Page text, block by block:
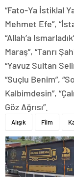
“Fato-Ya İstiklal
Mehmet Efe”,
“Allah’a
Maraş”, “Tanrı
“Yavuz Sultan
“Suçlu Benim”,
Kalbimdesin”,
Göz Ağrısı”.
Alışık Film